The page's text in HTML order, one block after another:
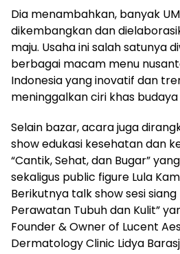
Dia menambahkan, banyak
dikembangkan dan
maju. Usaha ini salah satunya
berbagai macam menu
Indonesia yang inovatif dan
meninggalkan ciri khas budaya
Selain bazar, acara juga
show edukasi kesehatan dan
“Cantik, Sehat, dan Bugar”
sekaligus public figure Lula
Berikutnya talk show sesi
Perawatan Tubuh dan Kulit”
Founder & Owner of Lucent
Dermatology Clinic Lidya